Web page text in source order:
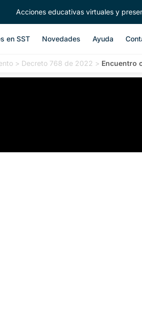
Acciones educativas virtuales y
en SST Novedades Ayuda
> Decreto 768 de 2022 > Encuentro